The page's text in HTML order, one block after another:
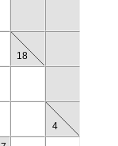
18
4